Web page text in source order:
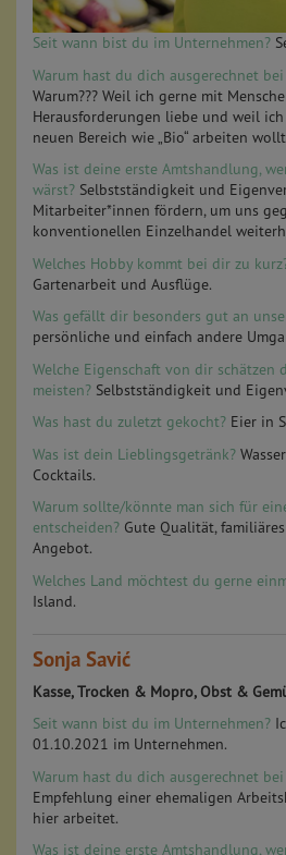
Seit wann bist du im Unternehmen?
Warum hast du dich ausgerechnet
Warum??? Weil ich gerne mit
Herausforderungen liebe und weil
neuen Bereich wie „Bio“ arbeiten
Was ist deine erste Amtshandlung,
wärst? Selbstständigkeit und
Mitarbeiter*innen fördern, um uns
konventionellen Einzelhandel
Welches Hobby kommt bei dir zu
Gartenarbeit und Ausflüge.
Was gefällt dir besonders gut an
persönliche und einfach andere
Welche Eigenschaft von dir schätzen
meisten? Selbstständigkeit und
Was hast du zuletzt gekocht? Eier in
Was ist dein Lieblingsgetränk?
Cocktails.
Warum sollte/könnte man sich für
entscheiden? Gute Qualität,
Angebot.
Welches Land möchtest du gerne
Island.
Sonja Savić
Kasse, Trocken & Mopro, Obst &
Seit wann bist du im Unternehmen?
01.10.2021 im Unternehmen.
Warum hast du dich ausgerechnet
Empfehlung einer ehemaligen
hier arbeitet.
Was ist deine erste Amtshandlung,